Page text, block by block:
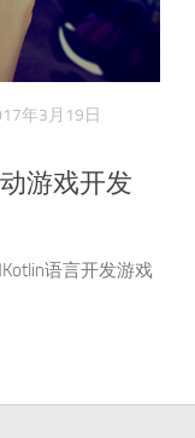
年3月19日
游戏开发
语言开发游戏